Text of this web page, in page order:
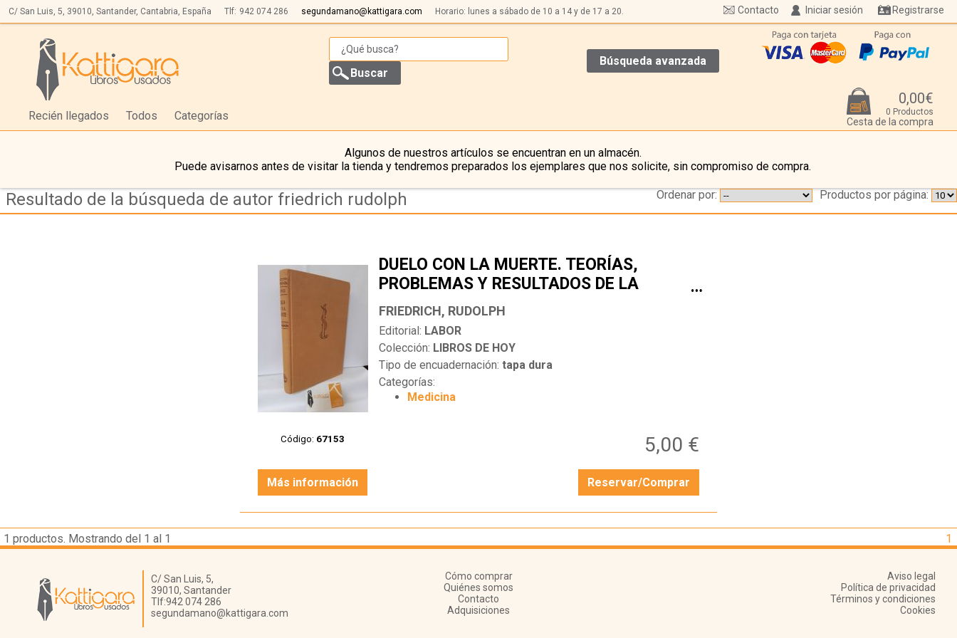
C/ San Luis, 5, 39010, Santander, Cantabria, España Tlf: 942 074 286 segundamano@kattigara.com Horario: lunes a sábado de 10 a 14 y de 17 a 20. Iniciar sesión Registrarse
Contacto
Búsqueda avanzada
Recién llegados Todos Categorías
0,00€
0 Productos
Cesta de la compra
Algunos de nuestros artículos se encuentran en un almacén.
Puede avisarnos antes de visitar la tienda y tendremos preparados los ejemplares que nos solicite, sin compromiso de compra.
Resultado de la búsqueda de autor friedrich rudolph Productos por página:
Ordenar por:
Código: 67153
DUELO CON LA MUERTE. TEORÍAS,
PROBLEMAS Y RESULTADOS DE LA
MEDICINA ACTUAL
…
FRIEDRICH, RUDOLPH
Editorial: LABOR
Colección: LIBROS DE HOY
Tipo de encuadernación: tapa dura
Categorías:
Medicina
5,00 €
Más información Reservar/Comprar
1 productos. Mostrando del 1 al 1 1
Librería Kattigara
C/ San Luis, 5,
39010, Santander
Tlf:942 074 286
segundamano@kattigara.com
Cómo comprar
Quiénes somos
Contacto
Adquisiciones
Aviso legal
Política de privacidad
Términos y condiciones
Cookies